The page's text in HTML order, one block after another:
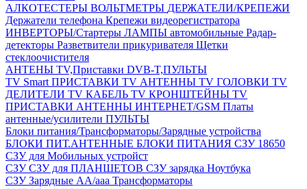
АЛКОТЕСТЕРЫ ВОЛЬТМЕТРЫ ДЕРЖАТЕЛИ/КРЕПЕЖИ
Держатели телефона Крепежи видеорегистратора
ИНВЕРТОРЫ/Стартеры ЛАМПЫ автомобильные Радар-
детекторы Разветвители прикуривателя Щетки
стеклоочистителя
АНТЕНЫ ТV,Приставки DVB-T,ПУЛЬТЫ
TV Smart ПРИСТАВКИ TV АНТЕННЫ TV ГОЛОВКИ TV
ДЕЛИТЕЛИ TV КАБЕЛЬ TV КРОНШТЕЙНЫ TV
ПРИСТАВКИ АНТЕННЫ ИНТЕРНЕТ/GSM Платы
антенные/усилители ПУЛЬТЫ
Блоки питания/Трансформаторы/Зарядные устройства
БЛОКИ ПИТ.АНТЕННЫЕ БЛОКИ ПИТАНИЯ СЗУ 18650
СЗУ для Мобильных устройст
СЗУСЗУ для ПЛАНШЕТОВ СЗУ зарядка Ноутбука
СЗУ Зарядные АА/ааа Трансформаторы